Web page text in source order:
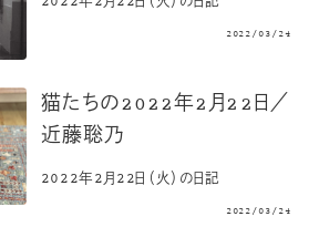
2022/03/24
猫たちの2022年2月22日／
近藤聡乃
2022年2月22日（火）の日記
2022/03/24